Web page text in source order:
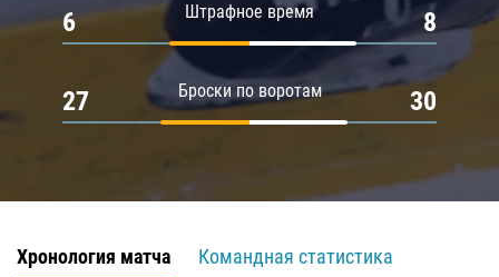
Штрафное время
6 8
Броски по воротам
27 30
Хронология матча
Командная статистика